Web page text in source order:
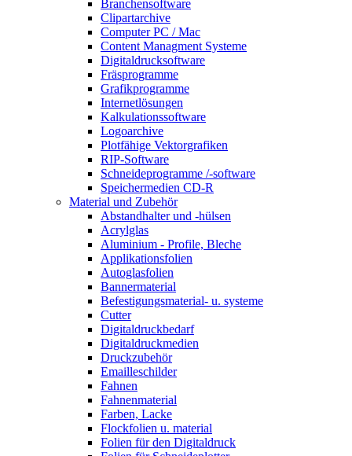
Branchensoftware
Clipartarchive
Computer PC / Mac
Content Managment Systeme
Digitaldrucksoftware
Fräsprogramme
Grafikprogramme
Internetlösungen
Kalkulationssoftware
Logoarchive
Plotfähige Vektorgrafiken
RIP-Software
Schneideprogramme /-software
Speichermedien CD-R
Material und Zubehör
Abstandhalter und -hülsen
Acrylglas
Aluminium - Profile, Bleche
Applikationsfolien
Autoglasfolien
Bannermaterial
Befestigungsmaterial- u. systeme
Cutter
Digitaldruckbedarf
Digitaldruckmedien
Druckzubehör
Emailleschilder
Fahnen
Fahnenmaterial
Farben, Lacke
Flockfolien u. material
Folien für den Digitaldruck